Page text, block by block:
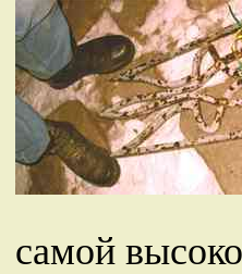
самой